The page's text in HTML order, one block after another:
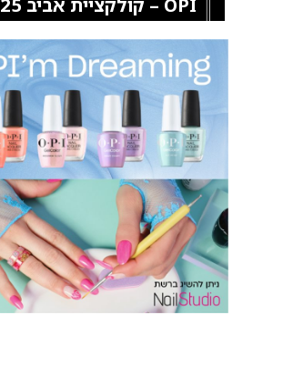
OPI – קולקציית אביב 25